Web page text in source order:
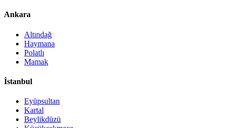
Ankara
Altındağ
Haymana
Polatlı
Mamak
İstanbul
Eyüpsultan
Kartal
Beylikdüzü